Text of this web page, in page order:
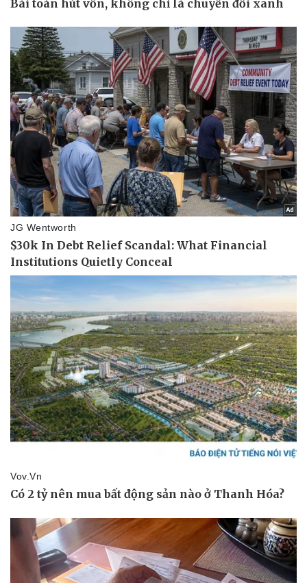
Thể thao
Bóng đá
Lịch thi đấu bóng đá
Thế giới thể thao
eSports
Hậu trường
Ô tô - Xe máy
Ô tô
Xe máy
Tư vấn